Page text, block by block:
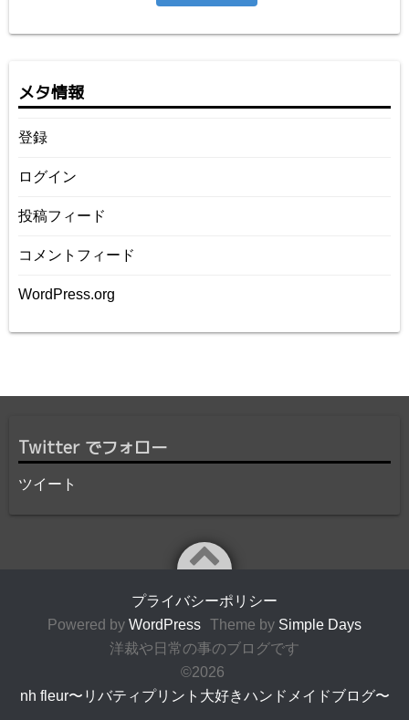
メタ情報
登録
ログイン
投稿フィード
コメントフィード
WordPress.org
Twitter でフォロー
ツイート
プライバシーポリシー
Powered by WordPress Theme by Simple Days
洋裁や日常の事のブログです
©2026
nh fleur〜リバティプリント大好きハンドメイドブログ〜